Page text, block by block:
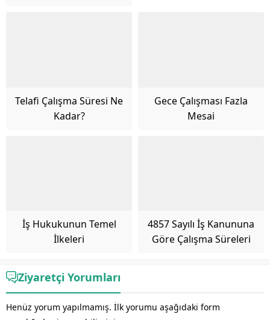
Telafi Çalışma Süresi Ne
Kadar?
Gece Çalışması Fazla
Mesai
İş Hukukunun Temel
İlkeleri
4857 Sayılı İş Kanununa
Göre Çalışma Süreleri
Ziyaretçi Yorumları
Henüz yorum yapılmamış. İlk yorumu aşağıdaki form